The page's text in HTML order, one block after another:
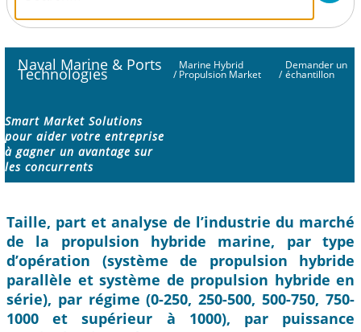
Naval Marine & Ports
Technologies /
Marine Hybrid
Propulsion Market /
Demander un
échantillon
Smart Market Solutions
pour aider votre entreprise
à gagner un avantage sur
les concurrents
Taille, part et analyse de l’industrie du marché
de la propulsion hybride marine, par type
d’opération (système de propulsion hybride
parallèle et système de propulsion hybride en
série), par régime (0-250, 250-500, 500-750, 750-
1000 et supérieur à 1000), par puissance